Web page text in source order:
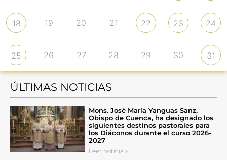
18 19 20 21 22 23 24
25 26 27 28 29 30 31
ÚLTIMAS NOTICIAS
Mons. José María Yanguas Sanz,
Obispo de Cuenca, ha designado los
siguientes destinos pastorales para
los Diáconos durante el curso 2026-
2027
Leer noticia »